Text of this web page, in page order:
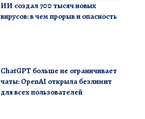
ИИ создал 700 тысяч новых
вирусов: в чем прорыв и опасность
ChatGPT больше не ограничивает
чаты: OpenAI открыла безлимит
для всех пользователей